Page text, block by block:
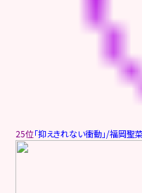
25位「抑えきれない衝動」/福岡聖菜